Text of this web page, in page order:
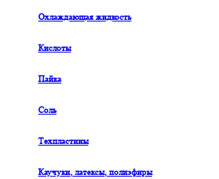
Охлаждающая жидкость
Кислоты
Пайка
Соль
Техпластины
Каучуки, латексы, полиэфиры